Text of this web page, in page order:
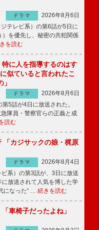
ドラマ
2026年8月6日
テレビ系）の第6話が5日に
を優先し、秘密の共犯関係
を読む
特に人を指導するのはす
似ていると言われたこ
ドラマ
2026年8月6日
5話が4日に放送された。
隊員・警察官らの正義と成
読む
「カジサックの娘・梶原
ドラマ
2026年8月4日
系）の第3話が、3日に放送
放送されて人気を博した学
になった“ … 続きを読む
車椅子だったよね」